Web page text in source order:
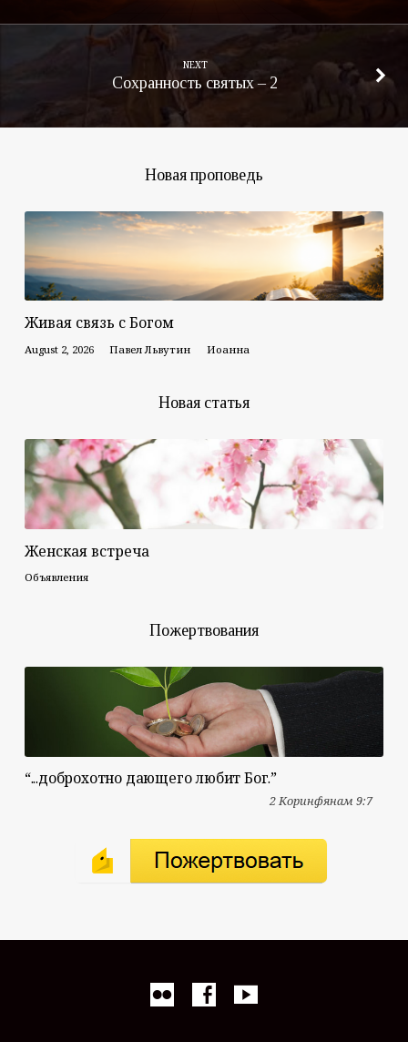
NEXT
Сохранность святых – 2
Новая проповедь
Живая связь с Богом
August 2, 2026 Павел Львутин Иоанна
Новая статья
Женская встреча
Объявления
Пожертвования
“...доброхотно дающего любит Бог.”
2 Коринфянам 9:7